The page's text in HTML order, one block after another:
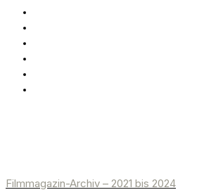
Filmmagazin-Archiv – 2021 bis 2024